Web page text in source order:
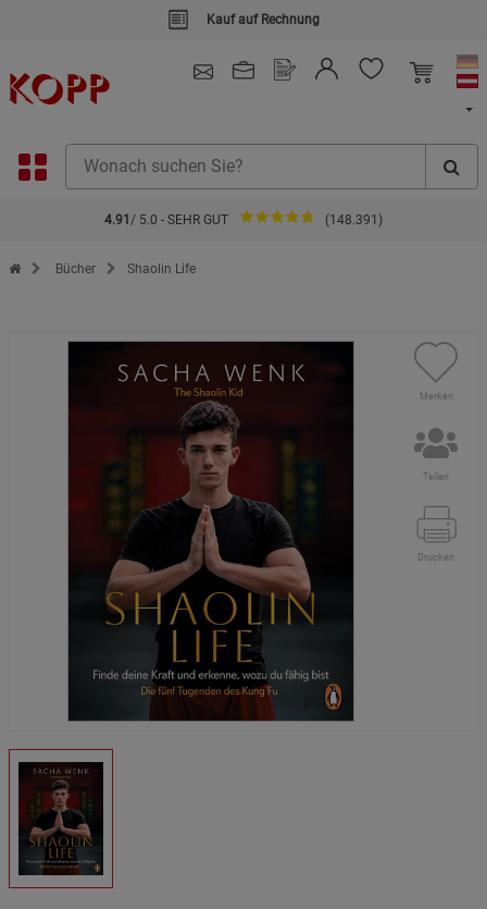
Kauf auf Rechnung
4.91 / 5.0 - SEHR GUT (148.391)
Zur Startseite des Kopp Verlag Online-Shop
Bücher Shaolin Life
Merken
Teilen
Drucken